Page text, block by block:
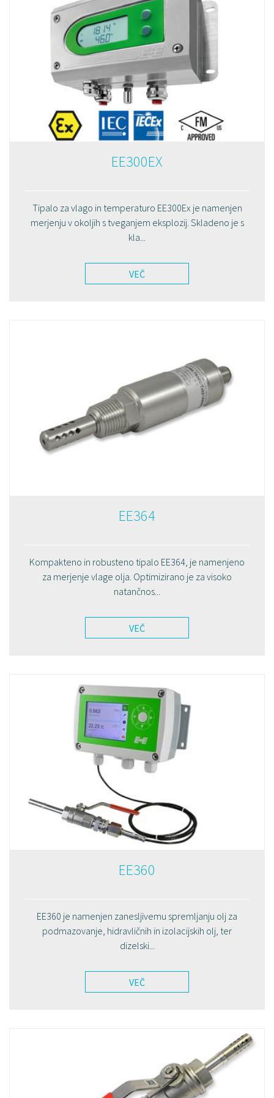
EE300EX
Tipalo za vlago in temperaturo EE300Ex je namenjen
merjenju v okoljih s tveganjem eksplozij. Skladeno je s
kla...
VEČ
EE364
Kompakteno in robusteno tipalo EE364, je namenjeno
za merjenje vlage olja. Optimizirano je za visoko
natančnos...
VEČ
EE360
EE360 je namenjen zanesljivemu spremljanju olj za
podmazovanje, hidravličnih in izolacijskih olj, ter
dizelski...
VEČ